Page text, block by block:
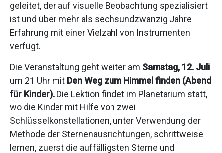
geleitet, der auf visuelle Beobachtung spezialisiert
ist und über mehr als sechsundzwanzig Jahre
Erfahrung mit einer Vielzahl von Instrumenten
verfügt.
Die Veranstaltung geht weiter am Samstag, 12. Juli
um 21 Uhr mit Den Weg zum Himmel finden (Abend
für Kinder). Die Lektion findet im Planetarium statt,
wo die Kinder mit Hilfe von zwei
Schlüsselkonstellationen, unter Verwendung der
Methode der Sternenausrichtungen, schrittweise
lernen, zuerst die auffälligsten Sterne und